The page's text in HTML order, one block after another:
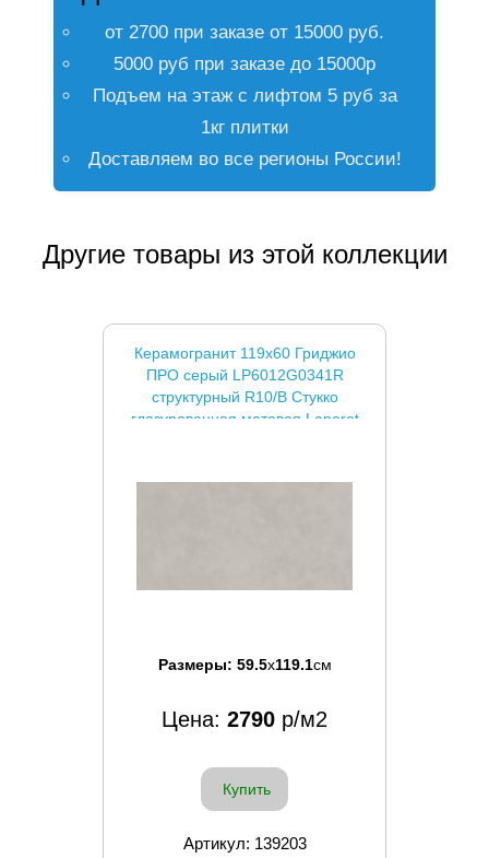
от 2700 при заказе от 15000 руб.
5000 руб при заказе до 15000р
Подъем на этаж с лифтом 5 руб за
1кг плитки
Доставляем во все регионы России!
Другие товары из этой коллекции
Керамогранит 119x60 Гриджио
ПРО серый LP6012G0341R
структурный R10/B Стукко
глазурованная матовая Laparet
Размеры: 59.5x119.1см
Цена: 2790 р/м2
Купить
Артикул: 139203